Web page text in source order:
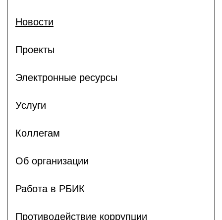
Новости
Проекты
Электронные ресурсы
Услуги
Коллегам
Об организации
Работа в РБИК
Противодействие коррупции